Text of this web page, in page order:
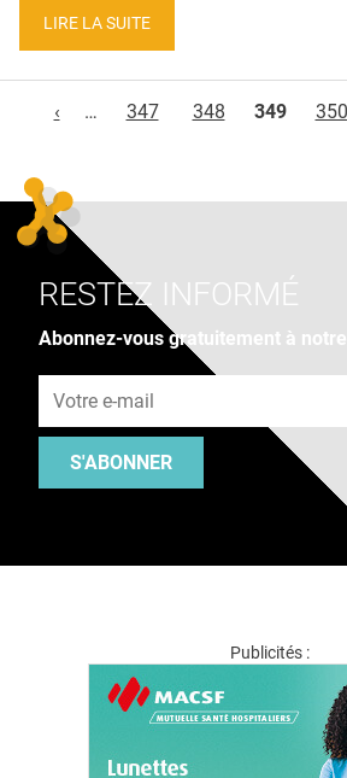
LIRE LA SUITE
‹
… 347 348 349 350
RESTEZ INFORMÉ
Abonnez-vous gratuitement à
S'ABONNER
Publicités :